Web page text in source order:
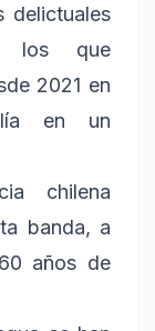
delictuales
los que
2021 en
en un
chilena
banda, a
años de